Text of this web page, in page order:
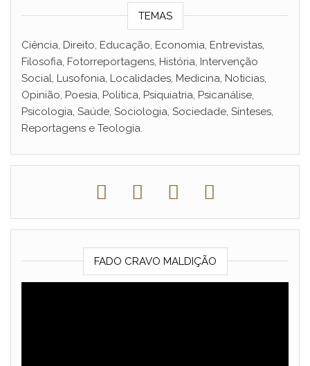
TEMAS
Ciência, Direito, Educação, Economia, Entrevistas,
Filosofia, Fotorreportagens, História, Intervenção
Social, Lusofonia, Localidades, Medicina, Noticias,
Opinião, Poesia, Politica, Psiquiatria, Psicanálise,
Psicologia, Saúde, Sociologia, Sociedade, Sínteses,
Reportagens e Teologia.
FADO CRAVO MALDIÇÃO